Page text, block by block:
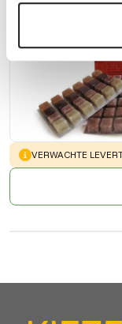
WARNING:
VERWACHTE